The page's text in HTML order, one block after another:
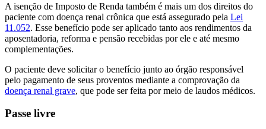
A isenção de Imposto de Renda também é mais um dos direitos do
paciente com doença renal crônica que está assegurado pela Lei
11.052. Esse benefício pode ser aplicado tanto aos rendimentos da
aposentadoria, reforma e pensão recebidas por ele e até mesmo
complementações.
O paciente deve solicitar o benefício junto ao órgão responsável
pelo pagamento de seus proventos mediante a comprovação da
doença renal grave, que pode ser feita por meio de laudos médicos.
Passe livre